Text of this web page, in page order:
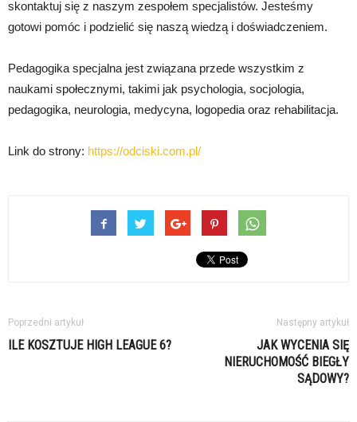
skontaktuj się z naszym zespołem specjalistów. Jesteśmy
gotowi pomóc i podzielić się naszą wiedzą i doświadczeniem.
Pedagogika specjalna jest związana przede wszystkim z
naukami społecznymi, takimi jak psychologia, socjologia,
pedagogika, neurologia, medycyna, logopedia oraz rehabilitacja.
Link do strony: https://odciski.com.pl/
Poprzedni artykuł
ILE KOSZTUJE HIGH LEAGUE 6?
Następny artykuł
JAK WYCENIA SIĘ
NIERUCHOMOŚĆ BIEGŁY
SĄDOWY?